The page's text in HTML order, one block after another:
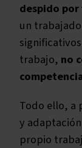
despido
un
trabajo, no
Todo ello, a
y
propio